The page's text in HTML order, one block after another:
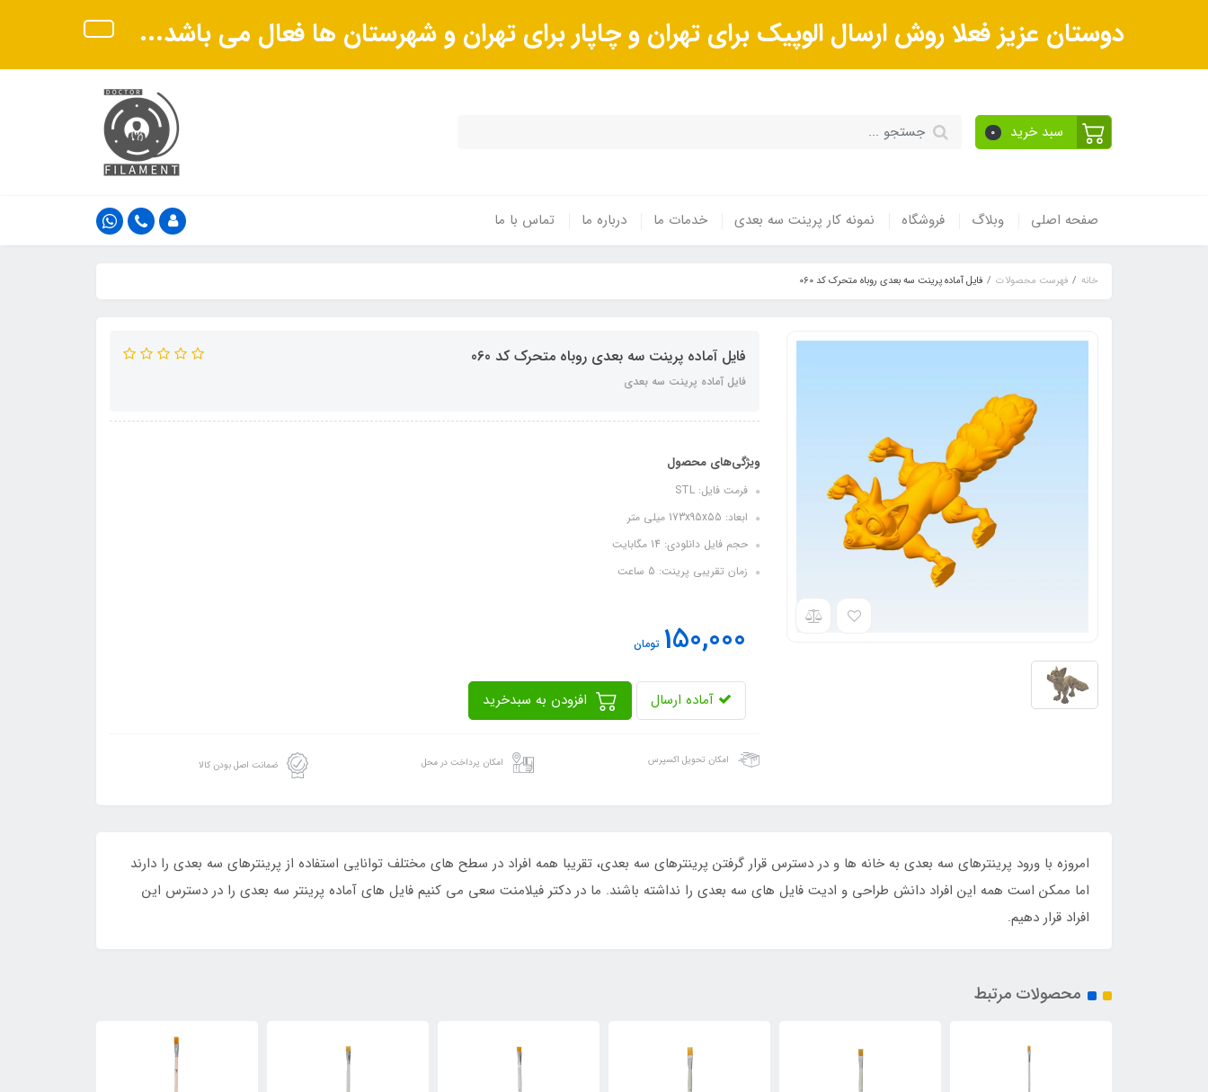
دوستان عزیز فعلا روش ارسال الوپیک برای تهران و چاپار برای تهران و شهرستان ها فعال می باشد...
سبد خرید 0
صفحه اصلی وبلاگ فروشگاه نمونه کار پرینت سه بعدی خدمات ما درباره ما تماس با ما
خانه فهرست محصولات فایل آماده پرینت سه بعدی روباه متحرک کد 060
فایل آماده پرینت سه بعدی روباه متحرک کد 060
فایل آماده پرینت سه بعدی
ویژگی‌های محصول
فرمت فایل: STL
ابعاد: 173x95x55 میلی متر
حجم فایل دانلودی: 14 مگابایت
زمان تقریبی پرینت: 5 ساعت
150,000 تومان
آماده ارسال
امکان تحویل اکسپرس امکان پرداخت در محل ضمانت اصل بودن کالا
امروزه با ورود پرینترهای سه بعدی به خانه ها و در دسترس قرار گرفتن پرینترهای سه بعدی، تقریبا همه افراد در سطح های مختلف توانایی استفاده از پرینترهای سه بعدی را دارند
اما ممکن است همه این افراد دانش طراحی و ادیت فایل های سه بعدی را نداشته باشند. ما در دکتر فیلامنت سعی می کنیم فایل های آماده پرینتر سه بعدی را در دسترس این
افراد قرار دهیم.
محصولات مرتبط